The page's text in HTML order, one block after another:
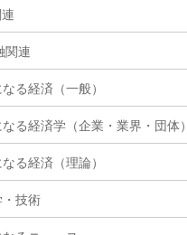
関連
る経済（一般）
る経済学（企業・業界・団体）
る経済（理論）
技術